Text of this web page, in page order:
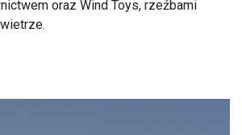
oraz Wind Toys, rzeźbami